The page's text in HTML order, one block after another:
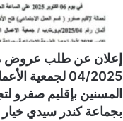
إعلان عن طلب عروض
04/2025 لجمعية
المسنين بإقليم صفرو
بجماعة كندر سيدي خيار